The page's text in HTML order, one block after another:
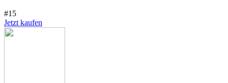
#15
Jetzt kaufen